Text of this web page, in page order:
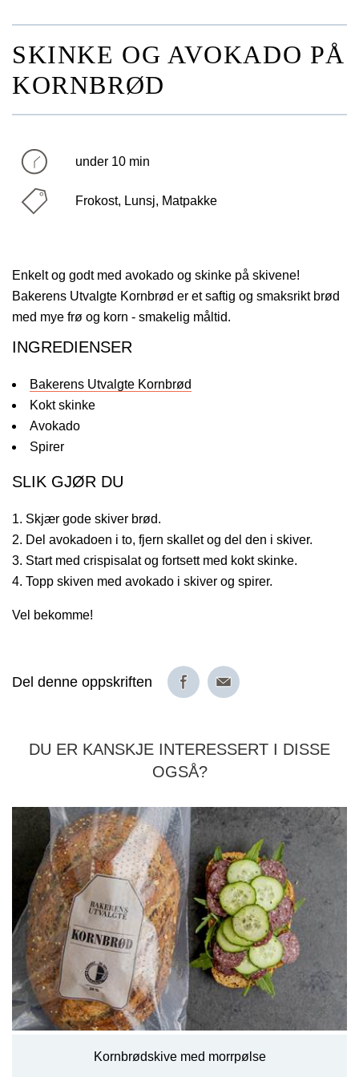
SKINKE OG AVOKADO PÅ
KORNBRØD
under 10 min
Frokost, Lunsj, Matpakke
Enkelt og godt med avokado og skinke på skivene!
Bakerens Utvalgte Kornbrød er et saftig og smaksrikt brød
med mye frø og korn - smakelig måltid.
INGREDIENSER
Bakerens Utvalgte Kornbrød
Kokt skinke
Avokado
Spirer
SLIK GJØR DU
Skjær gode skiver brød.
Del avokadoen i to, fjern skallet og del den i skiver.
Start med crispisalat og fortsett med kokt skinke.
Topp skiven med avokado i skiver og spirer.
Vel bekomme!
Del denne oppskriften
DU ER KANSKJE INTERESSERT I DISSE
OGSÅ?
Kornbrødskive med morrpølse